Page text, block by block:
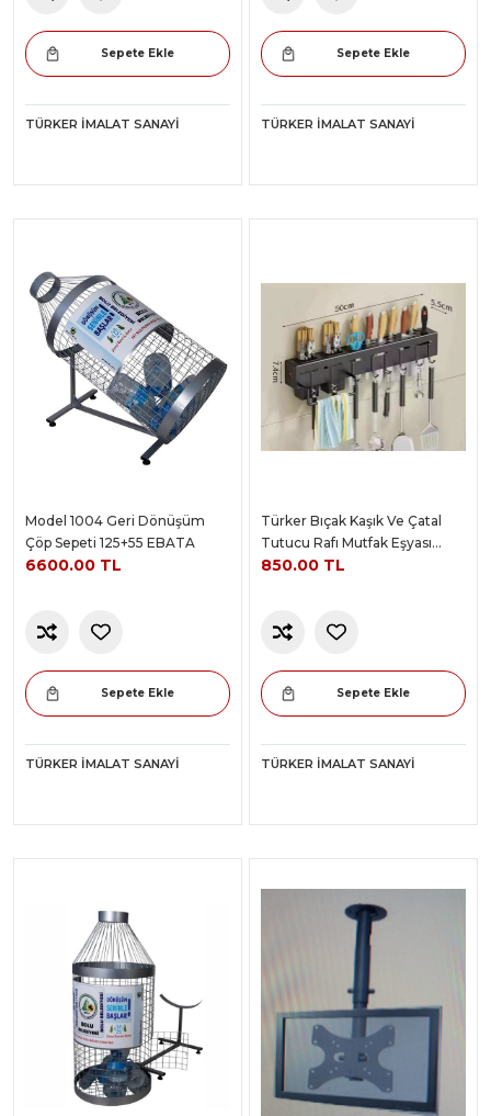
Sepete Ekle
TÜRKER İMALAT SANAYI
Sepete Ekle
TÜRKER İMALAT SANAYI
Model 1004 Geri Dönüşüm
Çöp Sepeti 125+55 EBATA
6600.00 TL
Sepete Ekle
TÜRKER İMALAT SANAYI
Türker Bıçak Kaşık Ve Çatal
Tutucu Rafı Mutfak Eşyası
Aparatı
850.00 TL
Sepete Ekle
TÜRKER İMALAT SANAYI